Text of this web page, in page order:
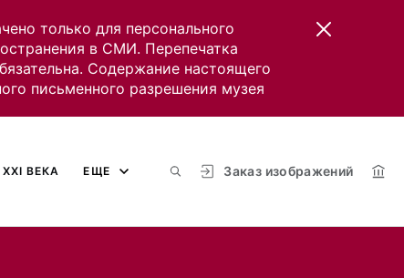
только для персонального
в СМИ. Перепечатка
Содержание настоящего
письменного разрешения музея
Заказ изображений
ВЕКА ЕЩЕ